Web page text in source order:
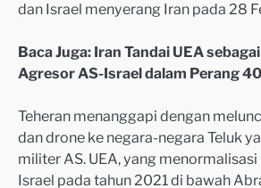
dan Israel menyerang Iran pada 28
Baca Juga: Iran Tandai UEA
Agresor AS-Israel dalam Perang
Teheran menanggapi dengan
dan drone ke negara-negara Teluk
militer AS. UEA, yang
Israel pada tahun 2021 di bawah